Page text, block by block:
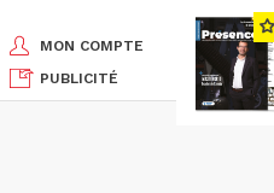
MON COMPTE
PUBLICITÉ